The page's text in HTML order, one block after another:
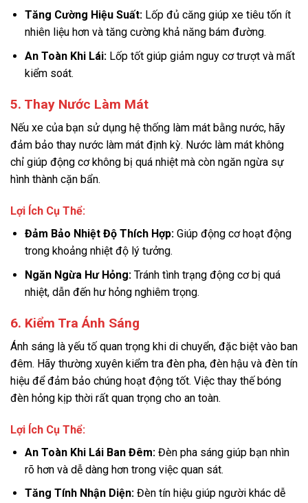
Tăng Cường Hiệu Suất:Lốp đủ căng giúp xe tiêu tốn ít
nhiên liệu hơn và tăng cường khả năng bám đường.
An Toàn Khi Lái:Lốp tốt giúp giảm nguy cơ trượt và mất
kiểm soát.
5. Thay Nước Làm Mát
Nếu xe của bạn sử dụng hệ thống làm mát bằng nước, hãy
đảm bảo thay nước làm mát định kỳ. Nước làm mát không
chỉ giúp động cơ không bị quá nhiệt mà còn ngăn ngừa sự
hình thành cặn bẩn.
Lợi Ích Cụ Thể:
Đảm Bảo Nhiệt Độ Thích Hợp:Giúp động cơ hoạt động
trong khoảng nhiệt độ lý tưởng.
Ngăn Ngừa Hư Hỏng:Tránh tình trạng động cơ bị quá
nhiệt, dẫn đến hư hỏng nghiêm trọng.
6. Kiểm Tra Ánh Sáng
Ánh sáng là yếu tố quan trọng khi di chuyển, đặc biệt vào ban
đêm. Hãy thường xuyên kiểm tra đèn pha, đèn hậu và đèn tín
hiệu để đảm bảo chúng hoạt động tốt. Việc thay thế bóng
đèn hỏng kịp thời rất quan trọng cho an toàn.
Lợi Ích Cụ Thể:
An Toàn Khi Lái Ban Đêm:Đèn pha sáng giúp bạn nhìn
rõ hơn và dễ dàng hơn trong việc quan sát.
Tăng Tính Nhận Diện:Đèn tín hiệu giúp người khác dễ